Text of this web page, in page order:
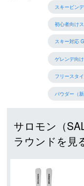
スキービン
初心者向け
スキー対応
ゲレンデ向
フリースタ
パウダー（
サロモン（
ラウンドを見